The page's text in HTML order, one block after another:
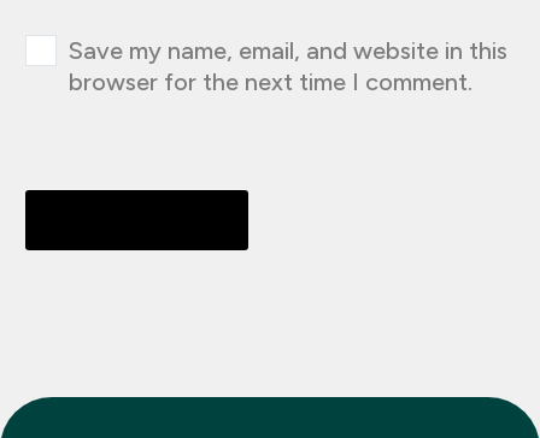
Save my name, email, and website in this
browser for the next time I comment.